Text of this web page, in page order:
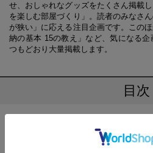
せ、おしゃれなグッズをたくさん掲載
を楽しむ部屋づくり」。読者のみなさ
が狭い」に応える注目企画です。この
納の基本 15の教え」など、気になる
つもどおり大量掲載します。
目次
おしゃれキッチンへようこそ